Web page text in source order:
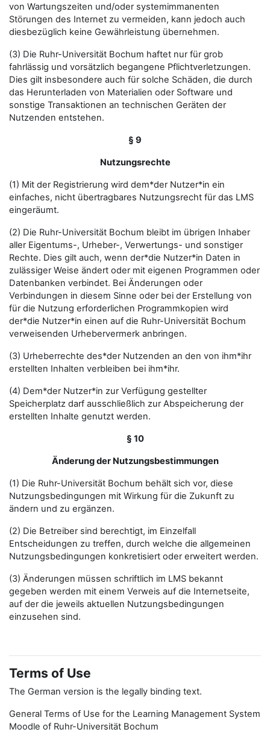
von Wartungszeiten und/oder systemimmanenten
Störungen des Internet zu vermeiden, kann jedoch auch
diesbezüglich keine Gewährleistung übernehmen.
(3) Die Ruhr-Universität Bochum haftet nur für grob
fahrlässig und vorsätzlich begangene Pflichtverletzungen.
Dies gilt insbesondere auch für solche Schäden, die durch
das Herunterladen von Materialien oder Software und
sonstige Transaktionen an technischen Geräten der
Nutzenden entstehen.
§ 9
Nutzungsrechte
(1) Mit der Registrierung wird dem*der Nutzer*in ein
einfaches, nicht übertragbares Nutzungsrecht für das LMS
eingeräumt.
(2) Die Ruhr-Universität Bochum bleibt im übrigen Inhaber
aller Eigentums-, Urheber-, Verwertungs- und sonstiger
Rechte. Dies gilt auch, wenn der*die Nutzer*in Daten in
zulässiger Weise ändert oder mit eigenen Programmen oder
Datenbanken verbindet. Bei Änderungen oder
Verbindungen in diesem Sinne oder bei der Erstellung von
für die Nutzung erforderlichen Programmkopien wird
der*die Nutzer*in einen auf die Ruhr-Universität Bochum
verweisenden Urhebervermerk anbringen.
(3) Urheberrechte des*der Nutzenden an den von ihm*ihr
erstellten Inhalten verbleiben bei ihm*ihr.
(4) Dem*der Nutzer*in zur Verfügung gestellter
Speicherplatz darf ausschließlich zur Abspeicherung der
erstellten Inhalte genutzt werden.
§ 10
Änderung der Nutzungsbestimmungen
(1) Die Ruhr-Universität Bochum behält sich vor, diese
Nutzungsbedingungen mit Wirkung für die Zukunft zu
ändern und zu ergänzen.
(2) Die Betreiber sind berechtigt, im Einzelfall
Entscheidungen zu treffen, durch welche die allgemeinen
Nutzungsbedingungen konkretisiert oder erweitert werden.
(3) Änderungen müssen schriftlich im LMS bekannt
gegeben werden mit einem Verweis auf die Internetseite,
auf der die jeweils aktuellen Nutzungsbedingungen
einzusehen sind.
Terms of Use
The German version is the legally binding text.
General Terms of Use for the Learning Management System
Moodle of Ruhr-Universität Bochum